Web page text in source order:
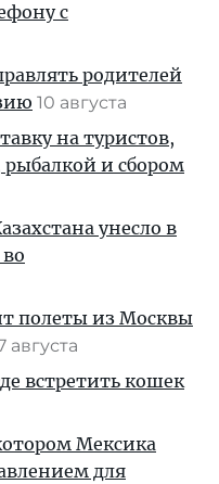
с
родителей
10 августа
на туристов,
и сбором
унесло в
полеты из Москвы
августа
встретить кошек
Мексика
для